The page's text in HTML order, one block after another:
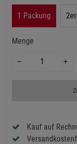
1 Packung
Menge
Kauf auf